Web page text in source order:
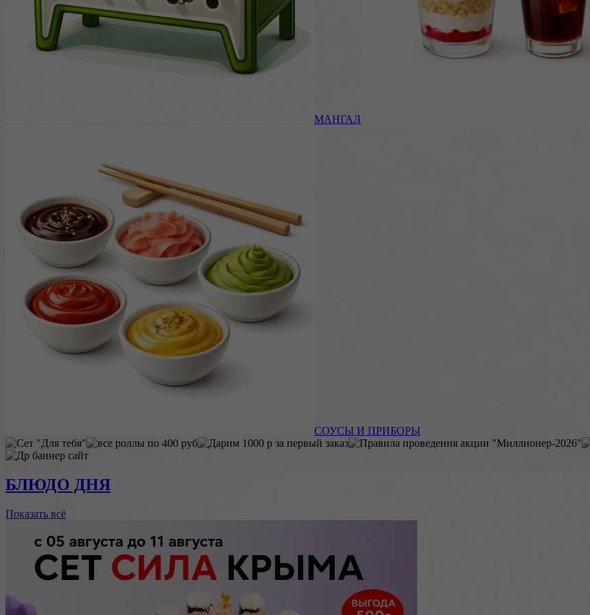
МАНГАЛ
СОУСЫ И ПРИБОРЫ
БЛЮДО ДНЯ
Показать всё